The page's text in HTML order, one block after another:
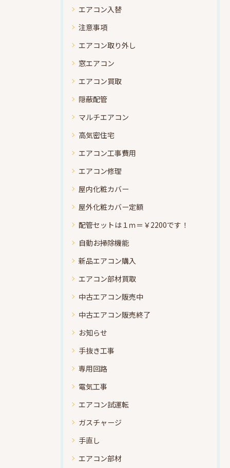
エアコン入替
注意事項
エアコン取り外し
窓エアコン
エアコン買取
隠蔽配管
マルチエアコン
高気密住宅
エアコン工事費用
エアコン修理
屋内化粧カバー
屋外化粧カバー定額
配管セットは１ｍ＝￥2200です！
自動お掃除機能
新品エアコン購入
エアコン部材買取
中古エアコン販売中
中古エアコン販売終了
お知らせ
手抜き工事
専用回路
電気工事
エアコン試運転
ガスチャージ
手直し
エアコン部材